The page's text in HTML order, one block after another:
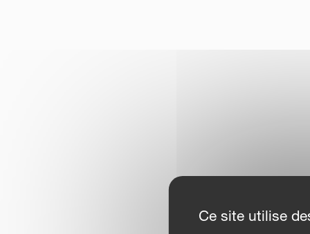
Ce site utilise